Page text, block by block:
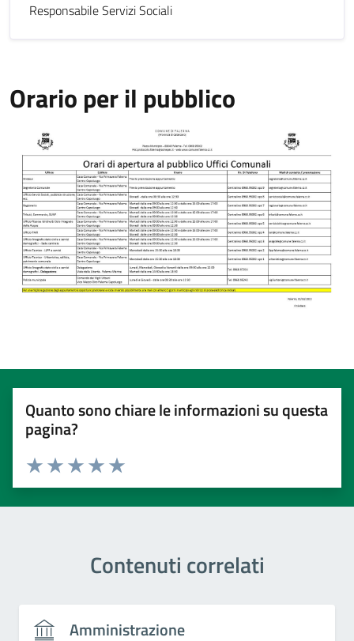
Responsabile Servizi Sociali
Orario per il pubblico
Quanto sono chiare le informazioni su questa
pagina?
Valuta 5 stelle su 5
Valuta 4 stelle su 5
Valuta 3 stelle su 5
Valuta 2 stelle su 5
Valuta 1 stelle su 5
Contenuti correlati
Amministrazione